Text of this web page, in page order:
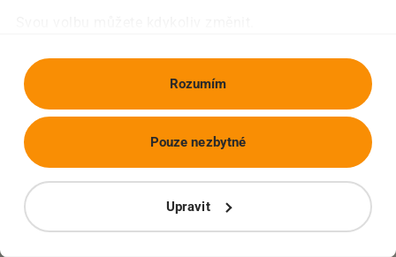
Rozumím
Upravit
Pouze nezbytné